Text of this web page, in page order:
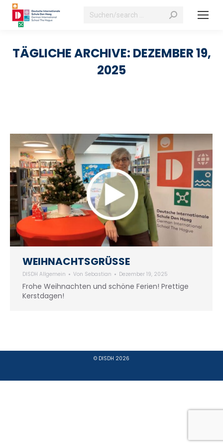
Suchen:
TÄGLICHE ARCHIVE: DEZEMBER 19,
2025
WEIHNACHTSGRÜSSE
DISDH Allgemein Von Sebastian Dezember 19, 2025
Frohe Weihnachten und schöne Ferien! Prettige
Kerstdagen!
© DISDH 2026